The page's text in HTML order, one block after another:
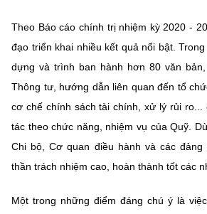
Theo Báo cáo chính trị nhiệm kỳ 2020 -
đạo triển khai nhiều kết quả nổi bật.
dựng và trình ban hành hơn 80 văn
Thông tư, hướng dẫn liên quan đến tổ
cơ chế chính sách tài chính, xử lý rủi ro...
tác theo chức năng, nhiệm vụ của Quỹ.
Chi bộ, Cơ quan điều hành và các
thần trách nhiệm cao, hoàn thành tốt các
Một trong những điểm đáng chú ý là